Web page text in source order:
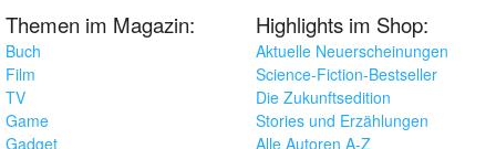
Themen im Magazin:
Buch
Film
TV
Game
Gadget
Highlights im Shop:
Aktuelle Neuerscheinungen
Science-Fiction-Bestseller
Die Zukunftsedition
Stories und Erzählungen
Alle Autoren A-Z